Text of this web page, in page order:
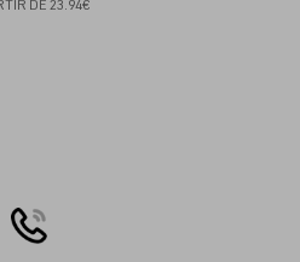
DE 23.94€